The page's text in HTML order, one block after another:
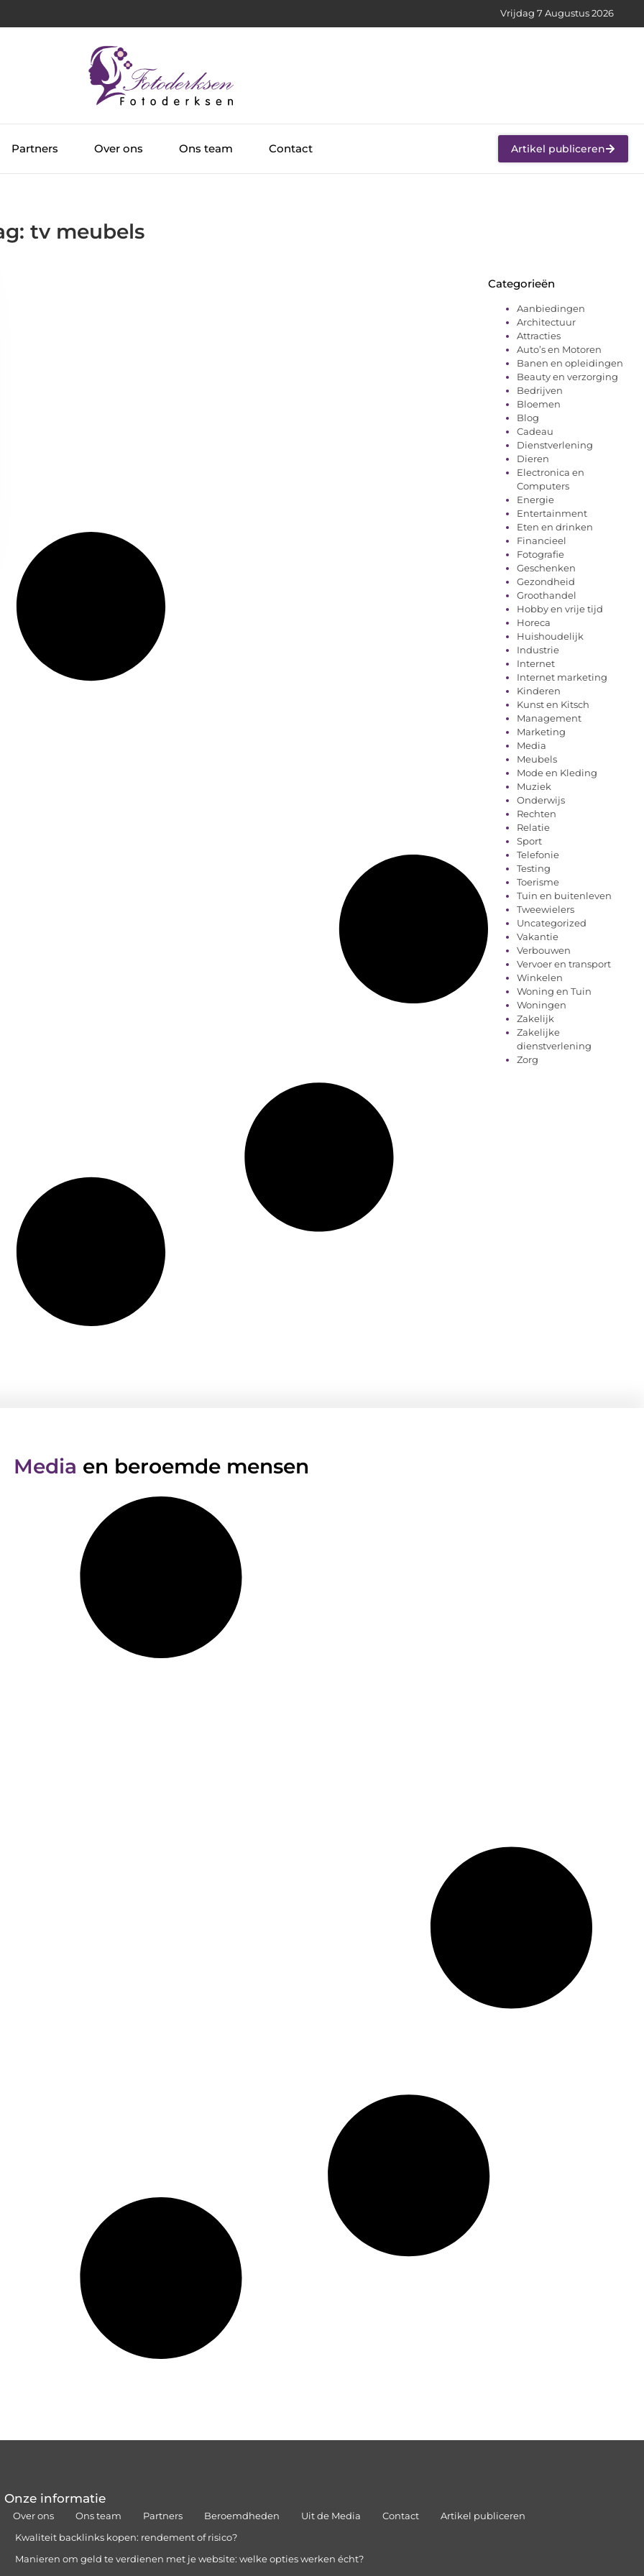
Vrijdag 7 Augustus 2026
Partners Over ons Ons team Contact Artikel publiceren
tv meubels
Categorieën
Aanbiedingen
Architectuur
Attracties
Auto’s en Motoren
Banen en opleidingen
Beauty en verzorging
Bedrijven
Bloemen
Blog
Cadeau
Dienstverlening
Dieren
Electronica en
Computers
Energie
Entertainment
Eten en drinken
Financieel
Fotografie
Geschenken
Gezondheid
Groothandel
Hobby en vrije tijd
Horeca
Huishoudelijk
Industrie
Internet
Internet marketing
Kinderen
Kunst en Kitsch
Management
Marketing
Media
Meubels
Mode en Kleding
Muziek
Onderwijs
Rechten
Relatie
Sport
Telefonie
Testing
Toerisme
Tuin en buitenleven
Tweewielers
Uncategorized
Vakantie
Verbouwen
Vervoer en transport
Winkelen
Woning en Tuin
Woningen
Zakelijk
Zakelijke
dienstverlening
Zorg
Media en beroemde mensen
Onze informatie
Over ons Ons team Partners Beroemdheden Uit de Media Contact
Artikel publiceren
Kwaliteit backlinks kopen: rendement of risico?
Manieren om geld te verdienen met je website: welke opties werken écht?